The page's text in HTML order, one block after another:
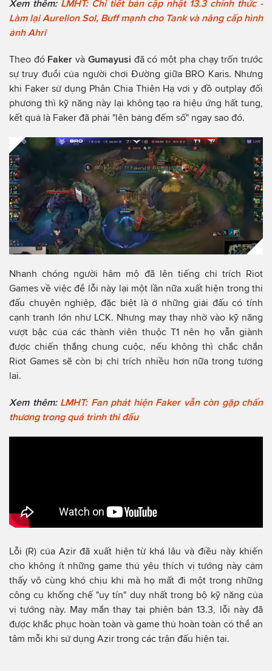
Xem thêm: LMHT: Chi tiết bản cập nhật 13.3 chính thức -
Làm lại Aurelion Sol, Buff mạnh cho Tank và nâng cấp hình
ảnh Ahri
Theo đó Fakervà Gumayusi đã có một pha chạy trốn trước
sự truy đuổi của người chơi Đường giữa BRO Karis. Nhưng
khi Faker sử dụng Phân Chia Thiên Hạ vơi y đồ outplay đối
phương thì kỹ năng này lại không tạo ra hiệu ứng hất tung,
kết quả là Faker đã phải "lên bảng đếm số" ngay sao đó.
Nhanh chóng người hâm mộ đã lên tiếng chỉ trích Riot
Games về việc để lỗi này lại một lần nữa xuất hiện trong thi
đấu chuyên nghiệp, đặc biệt là ở những giải đấu có tính
cạnh tranh lớn như LCK. Nhưng may thay nhờ vào kỹ năng
vượt bậc của các thành viên thuộc T1 nên họ vẫn giành
được chiến thắng chung cuộc, nếu không thì chắc chắn
Riot Games sẽ còn bị chỉ trích nhiều hơn nữa trong tương
lai.
Xem thêm: LMHT: Fan phát hiện Faker vẫn còn gặp chấn
thương trong quá trình thi đấu
Lỗi (R) của Azir đã xuất hiện từ khá lâu và điều này khiến
cho không ít những game thủ yêu thích vị tướng này cảm
thấy vô cùng khó chịu khi mà họ mất đi một trong những
công cụ khống chế "uy tín" duy nhất trong bộ kỹ năng của
vị tướng này. May mắn thay tại phiên bản 13.3, lỗi này đã
được khắc phục hoàn toàn và game thủ hoàn toàn có thể an
tâm mỗi khi sử dụng Azir trong các trận đấu hiện tại.